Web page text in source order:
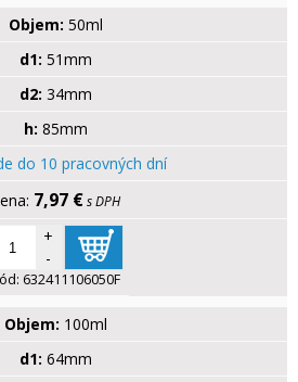
Objem: 50ml
d1: 51mm
d2: 34mm
h: 85mm
do 10 pracovných dní
7,97 €s DPH
+
-
632411106050F
Objem: 100ml
d1: 64mm